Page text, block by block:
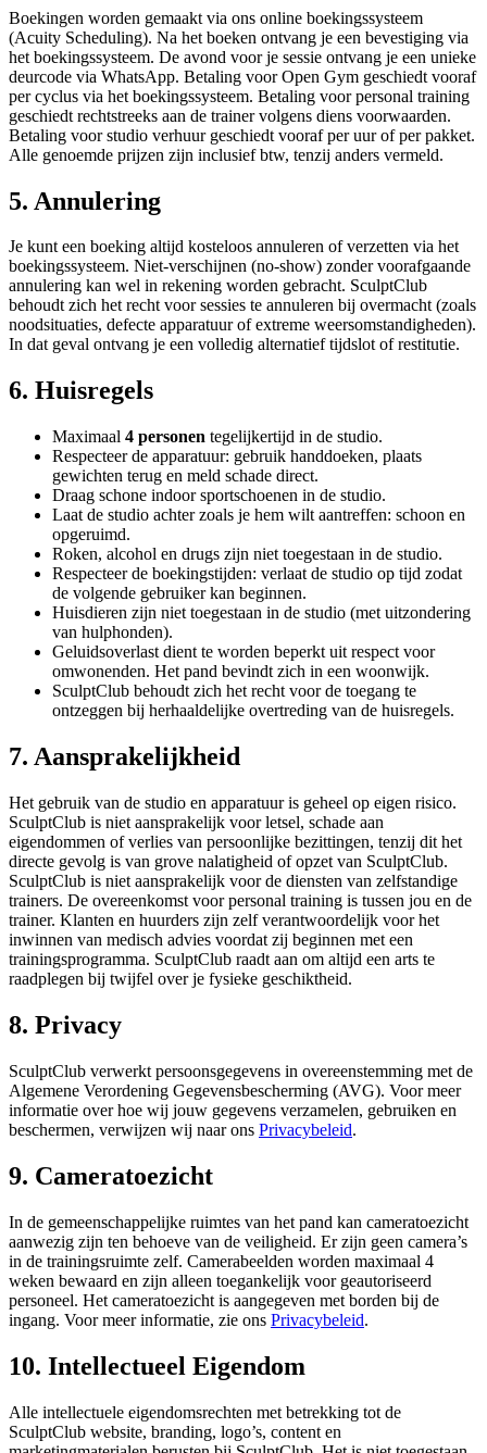
Boekingen worden gemaakt via ons online boekingssysteem
(Acuity Scheduling). Na het boeken ontvang je een bevestiging via
het boekingssysteem. De avond voor je sessie ontvang je een unieke
deurcode via WhatsApp. Betaling voor Open Gym geschiedt vooraf
per cyclus via het boekingssysteem. Betaling voor personal training
geschiedt rechtstreeks aan de trainer volgens diens voorwaarden.
Betaling voor studio verhuur geschiedt vooraf per uur of per pakket.
Alle genoemde prijzen zijn inclusief btw, tenzij anders vermeld.
5. Annulering
Je kunt een boeking altijd kosteloos annuleren of verzetten via het
boekingssysteem. Niet-verschijnen (no-show) zonder voorafgaande
annulering kan wel in rekening worden gebracht. SculptClub
behoudt zich het recht voor sessies te annuleren bij overmacht (zoals
noodsituaties, defecte apparatuur of extreme weersomstandigheden).
In dat geval ontvang je een volledig alternatief tijdslot of restitutie.
6. Huisregels
Maximaal 4 personen tegelijkertijd in de studio.
Respecteer de apparatuur: gebruik handdoeken, plaats
gewichten terug en meld schade direct.
Draag schone indoor sportschoenen in de studio.
Laat de studio achter zoals je hem wilt aantreffen: schoon en
opgeruimd.
Roken, alcohol en drugs zijn niet toegestaan in de studio.
Respecteer de boekingstijden: verlaat de studio op tijd zodat
de volgende gebruiker kan beginnen.
Huisdieren zijn niet toegestaan in de studio (met uitzondering
van hulphonden).
Geluidsoverlast dient te worden beperkt uit respect voor
omwonenden. Het pand bevindt zich in een woonwijk.
SculptClub behoudt zich het recht voor de toegang te
ontzeggen bij herhaaldelijke overtreding van de huisregels.
7. Aansprakelijkheid
Het gebruik van de studio en apparatuur is geheel op eigen risico.
SculptClub is niet aansprakelijk voor letsel, schade aan
eigendommen of verlies van persoonlijke bezittingen, tenzij dit het
directe gevolg is van grove nalatigheid of opzet van SculptClub.
SculptClub is niet aansprakelijk voor de diensten van zelfstandige
trainers. De overeenkomst voor personal training is tussen jou en de
trainer. Klanten en huurders zijn zelf verantwoordelijk voor het
inwinnen van medisch advies voordat zij beginnen met een
trainingsprogramma. SculptClub raadt aan om altijd een arts te
raadplegen bij twijfel over je fysieke geschiktheid.
8. Privacy
SculptClub verwerkt persoonsgegevens in overeenstemming met de
Algemene Verordening Gegevensbescherming (AVG). Voor meer
informatie over hoe wij jouw gegevens verzamelen, gebruiken en
beschermen, verwijzen wij naar ons Privacybeleid.
9. Cameratoezicht
In de gemeenschappelijke ruimtes van het pand kan cameratoezicht
aanwezig zijn ten behoeve van de veiligheid. Er zijn geen camera’s
in de trainingsruimte zelf. Camerabeelden worden maximaal 4
weken bewaard en zijn alleen toegankelijk voor geautoriseerd
personeel. Het cameratoezicht is aangegeven met borden bij de
ingang. Voor meer informatie, zie ons Privacybeleid.
10. Intellectueel Eigendom
Alle intellectuele eigendomsrechten met betrekking tot de
SculptClub website, branding, logo’s, content en